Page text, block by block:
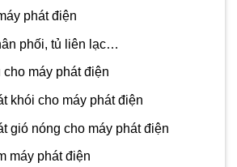
phát điện
phối, tủ liên lạc…
cho máy phát điện
khói cho máy phát điện
gió nóng cho máy phát điện
máy phát điện